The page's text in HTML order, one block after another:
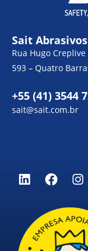
Sait Abrasivos
Rua Hugo
593 – Quatro
+55 (41) 3544
sait@sait.com.br
L
i
e
d
F
a
e
b
o
o
I
n
t
a
g
r